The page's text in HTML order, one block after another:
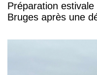
Préparation
Bruges après une